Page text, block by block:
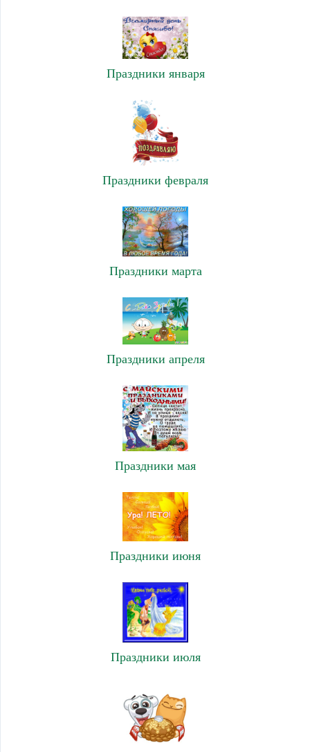
Праздники января
Праздники февраля
Праздники марта
Праздники апреля
Праздники мая
Праздники июня
Праздники июля